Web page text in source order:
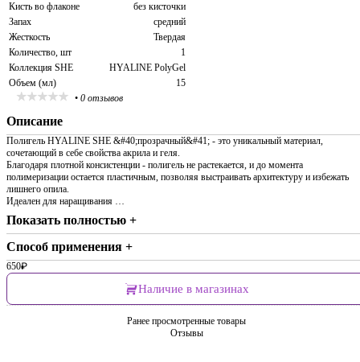
Кисть во флаконе
без кисточки
Запах
средний
Жесткость
Твердая
Количество, шт
1
Коллекция SHE
HYALINE PolyGel
Объем (мл)
15
• 0 отзывов
Описание
Полигель HYALINE SHE &#40;прозрачный&#41; - это уникальный материал,
сочетающий в себе свойства акрила и геля.
Благодаря плотной консистенции - полигель не растекается, и до момента
полимеризации остается пластичным, позволяя выстраивать архитектуру и избежать
лишнего опила.
Идеален для наращивания …
Показать полностью +
Способ применения +
650₽
Наличие в магазинах
Ранее просмотренные товары
Отзывы